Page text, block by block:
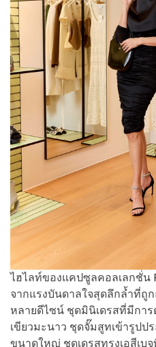
ไฮไลท์ของแคปซูลคอลเลกชั่น
จากแรงบันดาลใจสุดลึกล้ำที่ถู
หลายดีไซน์ ชุดมินิเดรสที่มีกา
เขียวมะนาว ชุดจั๊มสูทเข้ารูปป
ขนาดใหญ่ ชุดเดรสทรงเอสีเบ